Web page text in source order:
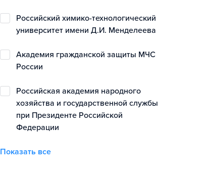
Российский химико-технологический
университет имени Д.И. Менделеева
Академия гражданской защиты МЧС
России
Российская академия народного
хозяйства и государственной службы
при Президенте Российской
Федерации
Показать все